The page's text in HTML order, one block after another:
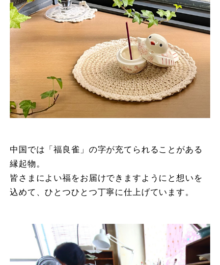
中国では「福良雀」の字が充てられることがある
縁起物。
皆さまによい福をお届けできますようにと想いを
込めて、ひとつひとつ丁寧に仕上げています。